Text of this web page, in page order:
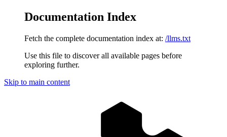
Documentation Index
Fetch the complete documentation index at: /llms.txt
Use this file to discover all available pages before
exploring further.
Skip to main content